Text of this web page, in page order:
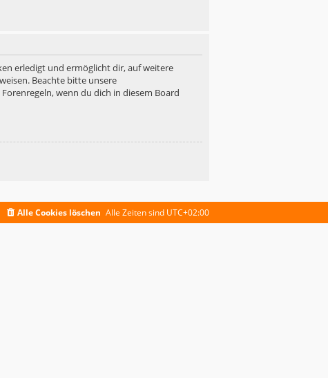
erledigt und ermöglicht dir, auf weitere
Beachte bitte unsere
wenn du dich in diesem Board
Alle Zeiten sind UTC+02:00
Alle Cookies löschen